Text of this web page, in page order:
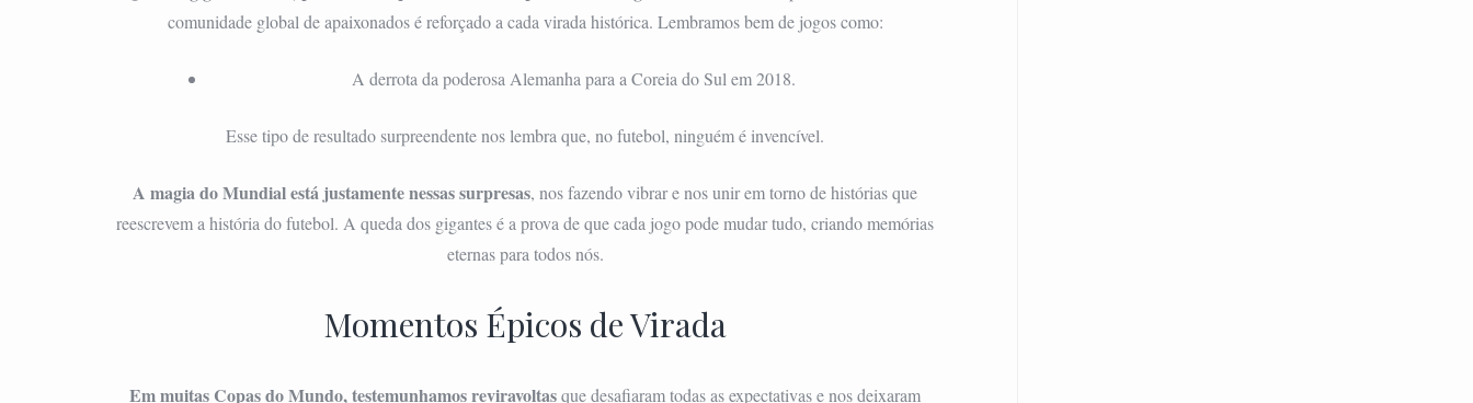
comunidade global de apaixonados é reforçado a cada virada histórica. Lembramos bem de jogos como:
A derrota da poderosa Alemanha para a Coreia do Sul em 2018.
Esse tipo de resultado surpreendente nos lembra que, no futebol, ninguém é invencível.
A magia do Mundial está justamente nessas surpresas, nos fazendo vibrar e nos unir em torno de histórias que
reescrevem a história do futebol. A queda dos gigantes é a prova de que cada jogo pode mudar tudo, criando memórias
eternas para todos nós.
Momentos Épicos de Virada
Em muitas Copas do Mundo, testemunhamos reviravoltasque desafiaram todas as expectativas e nos deixaram